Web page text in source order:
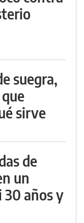
suegra,
sirve
de
un
30 años y